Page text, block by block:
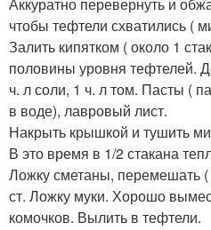
чтобы тефтели схватились (
Залить кипятком ( около 1
половины уровня тефтелей.
ч. л соли, 1 ч. л том. Пасты (
в воде), лавровый лист.
Накрыть крышкой и тушить
В это время в 1/2 стакана
Ложку сметаны, перемешать
ст. Ложку муки. Хорошо
комочков. Вылить в тефтели.